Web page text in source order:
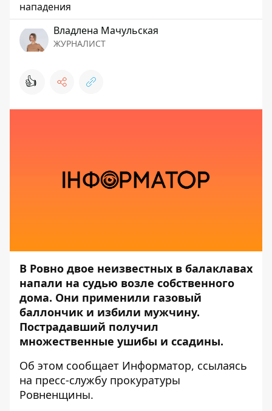
нападения
Владлена Мачульская
ЖУРНАЛИСТ
👍
В Ровно двое неизвестных в балаклавах
напали на судью возле собственного
дома. Они применили газовый
баллончик и избили мужчину.
Пострадавший получил
множественные ушибы и ссадины.
Об этом сообщает Информатор, ссылаясь
на пресс-службу прокуратуры
Ровненщины.